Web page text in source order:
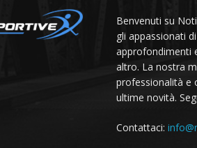
Benvenuti su
gli appassionati
approfondimenti
altro. La nostra
professionalità e
ultime novità.
Contattaci: